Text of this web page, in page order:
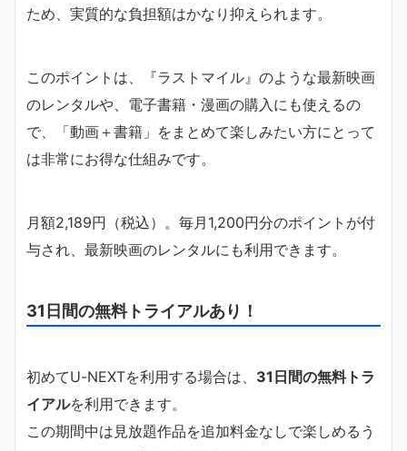
ため、実質的な負担額はかなり抑えられます。
このポイントは、『ラストマイル』のような最新映画
のレンタルや、電子書籍・漫画の購入にも使えるの
で、「動画＋書籍」をまとめて楽しみたい方にとって
は非常にお得な仕組みです。
月額2,189円（税込）。毎月1,200円分のポイントが付
与され、最新映画のレンタルにも利用できます。
31日間の無料トライアルあり！
初めてU-NEXTを利用する場合は、 31日間の無料トラ
イアルを利用できます。
この期間中は見放題作品を追加料金なしで楽しめるう